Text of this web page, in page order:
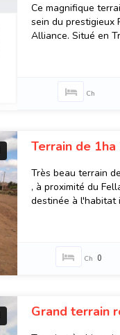
Ce magnifique
sein du prestigieux
Alliance. Situé en
Ch
Terrain de
Très beau terrain
, à proximité du
destinée à l'habitat
Ch 0
Grand terrain